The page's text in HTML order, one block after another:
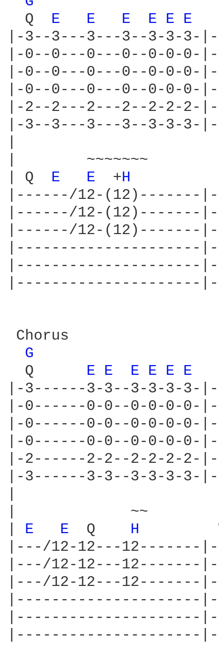
  Q
E E E E E E
|-3--3---3---3--3-3-
|-0--0---0---0--0-0-
|-0--0---0---0--0-0-
|-0--0---0---0--0-0-
|-2--2---2---2--2-2-
|-3--3---3---3--3-3-
|        ~~~~~~~
| Q E E +H
|------/12-(12)-------
|------/12-(12)-------
|------/12-(12)-------
|---------------------
|---------------------
|---------------------
Chorus
G
  Q
E E E E E E
|-3------3-3--3-3-3-3-
|-0------0-0--0-0-0-0-
|-0------0-0--0-0-0-0-
|-0------0-0--0-0-0-0-
|-2------2-2--2-2-2-
|-3------3-3--3-3-3-
|             ~~
E E Q H
|---/12-12---
|---/12-12---
|---/12-12---
|---------------------
|---------------------
|---------------------